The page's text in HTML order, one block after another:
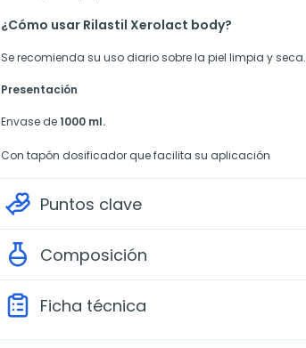
¿Cómo usar Rilastil Xerolact body?
Se recomienda su uso diario sobre la piel limpia y seca.
Presentación
Envase de1000 ml.
Con tapón dosificador que facilita su aplicación
Puntos clave
Composición
Ficha técnica